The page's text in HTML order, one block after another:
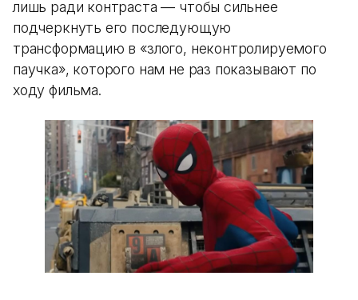
лишь ради контраста — чтобы сильнее
подчеркнуть его последующую
трансформацию в «злого, неконтролируемого
паучка», которого нам не раз показывают по
ходу фильма.